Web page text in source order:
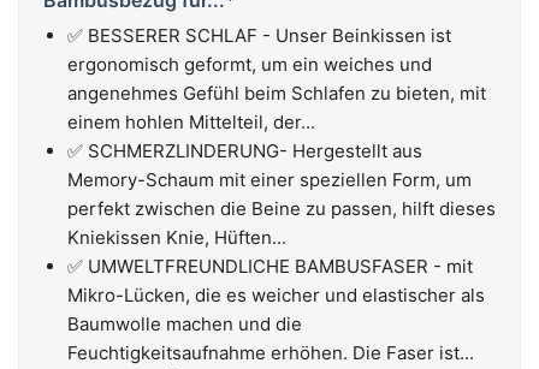
✅ BESSERER SCHLAF - Unser Beinkissen ist
ergonomisch geformt, um ein weiches und
angenehmes Gefühl beim Schlafen zu bieten, mit
einem hohlen Mittelteil, der...
✅ SCHMERZLINDERUNG- Hergestellt aus
Memory-Schaum mit einer speziellen Form, um
perfekt zwischen die Beine zu passen, hilft dieses
Kniekissen Knie, Hüften...
✅ UMWELTFREUNDLICHE BAMBUSFASER - mit
Mikro-Lücken, die es weicher und elastischer als
Baumwolle machen und die
Feuchtigkeitsaufnahme erhöhen. Die Faser ist...